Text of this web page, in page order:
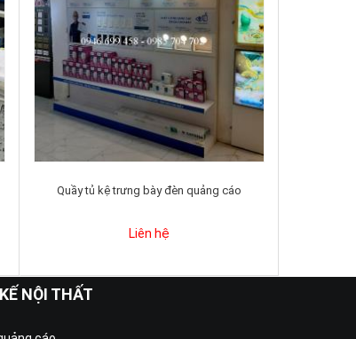
Quầy tủ kệ trưng bày đèn quảng cáo
Liên hệ
NỘI THẤT